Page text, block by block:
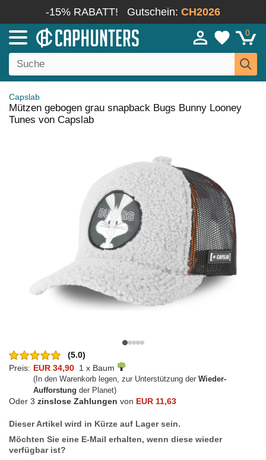
-15% RABATT! Gutschein: CH2026
0
Capslab
Mützen gebogen grau snapback Bugs Bunny Looney
Tunes von Capslab
(5.0)
Preis: EUR 34,90 1 x Baum
(In den Warenkorb legen, zur Unterstützung der Wieder-
Aufforstung der Planet)
Oder 3 zinslose Zahlungen von EUR 11,63
Dieser Artikel wird in Kürze auf Lager sein.
Möchten Sie eine E-Mail erhalten, wenn diese wieder
verfügbar ist?